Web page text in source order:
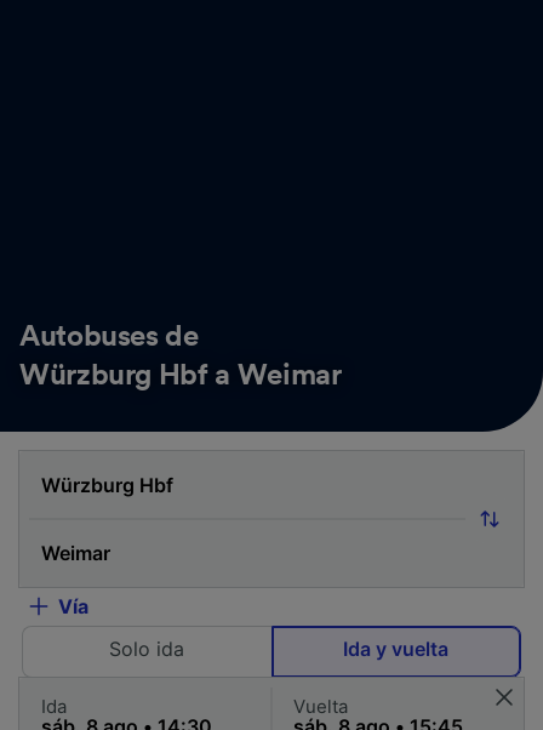
Autobuses de
Würzburg Hbf a Weimar
Vía
Solo ida
Ida y vuelta
Ida Vuelta